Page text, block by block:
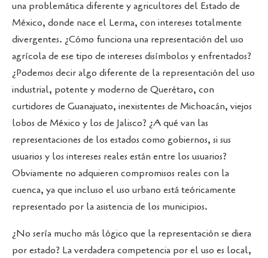
una problemática diferente y agricultores del Estado de
México, donde nace el Lerma, con intereses totalmente
divergentes. ¿Cómo funciona una representación del uso
agrícola de ese tipo de intereses disímbolos y enfrentados?
¿Podemos decir algo diferente de la representación del uso
industrial, potente y moderno de Querétaro, con
curtidores de Guanajuato, inexistentes de Michoacán, viejos
lobos de México y los de Jalisco? ¿A qué van las
representaciones de los estados como gobiernos, si sus
usuarios y los intereses reales están entre los usuarios?
Obviamente no adquieren compromisos reales con la
cuenca, ya que incluso el uso urbano está teóricamente
representado por la asistencia de los municipios.
¿No sería mucho más lógico que la representación se diera
por estado? La verdadera competencia por el uso es local,